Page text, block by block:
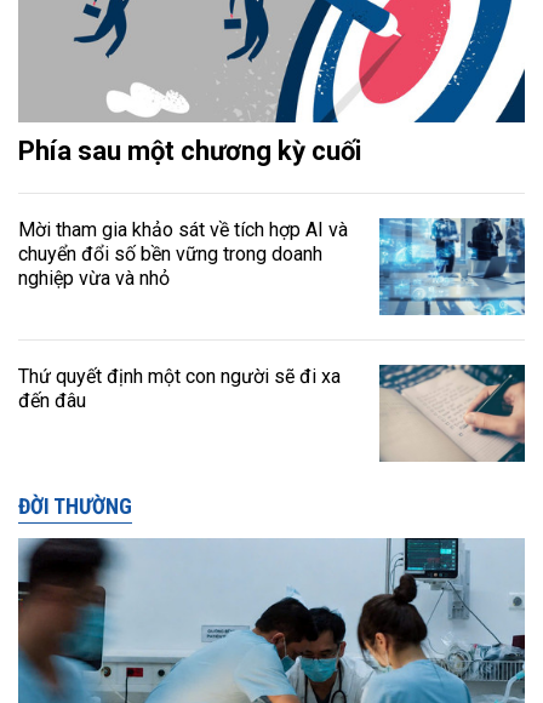
Phía sau một chương kỳ cuối
Mời tham gia khảo sát về tích hợp AI và
chuyển đổi số bền vững trong doanh
nghiệp vừa và nhỏ
Thứ quyết định một con người sẽ đi xa
đến đâu
ĐỜI THƯỜNG